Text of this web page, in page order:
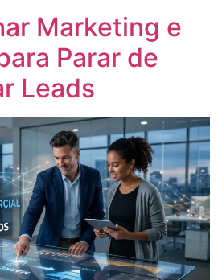
Marketing e
Parar de
Leads